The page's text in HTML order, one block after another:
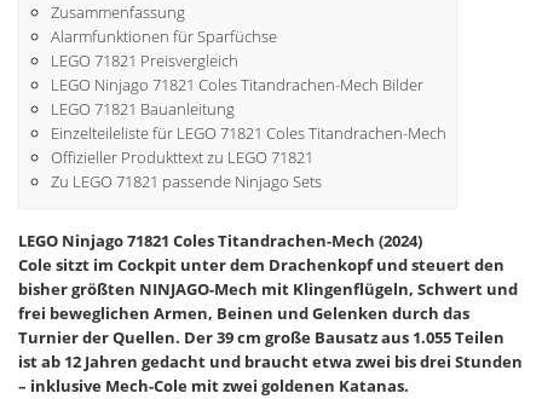
Zusammenfassung
Alarmfunktionen für Sparfüchse
LEGO 71821 Preisvergleich
LEGO Ninjago 71821 Coles Titandrachen-Mech Bilder
LEGO 71821 Bauanleitung
Einzelteileliste für LEGO 71821 Coles Titandrachen-Mech
Offizieller Produkttext zu LEGO 71821
Zu LEGO 71821 passende Ninjago Sets
LEGO Ninjago 71821 Coles Titandrachen-Mech (2024)
Cole sitzt im Cockpit unter dem Drachenkopf und steuert den
bisher größten NINJAGO-Mech mit Klingenflügeln, Schwert und
frei beweglichen Armen, Beinen und Gelenken durch das
Turnier der Quellen. Der 39 cm große Bausatz aus 1.055 Teilen
ist ab 12 Jahren gedacht und braucht etwa zwei bis drei Stunden
– inklusive Mech-Cole mit zwei goldenen Katanas.